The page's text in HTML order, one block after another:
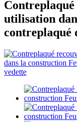
utilisation
contreplaqué